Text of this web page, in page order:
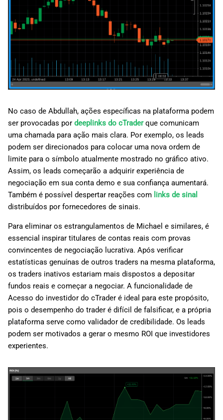
No caso de Abdullah, ações específicas na plataforma podem
ser provocadas por deeplinks do cTraderque comunicam
uma chamada para ação mais clara. Por exemplo, os leads
podem ser direcionados para colocar uma nova ordem de
limite para o símbolo atualmente mostrado no gráfico ativo.
Assim, os leads começarão a adquirir experiência de
negociação em sua conta demo e sua confiança aumentará.
Também é possível despertar reações com links de sinal
distribuídos por fornecedores de sinais.
Para eliminar os estrangulamentos de Michael e similares, é
essencial inspirar titulares de contas reais com provas
convincentes de negociação lucrativa. Após verificar
estatísticas genuínas de outros traders na mesma plataforma,
os traders inativos estariam mais dispostos a depositar
fundos reais e começar a negociar. A funcionalidade de
Acesso do investidor do cTrader é ideal para este propósito,
pois o desempenho do trader é difícil de falsificar, e a própria
plataforma serve como validador de credibilidade. Os leads
podem ser motivados a gerar o mesmo ROI que investidores
experientes.